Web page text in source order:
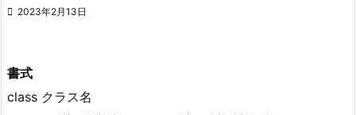
 2023年2月13日
書式
class クラス名